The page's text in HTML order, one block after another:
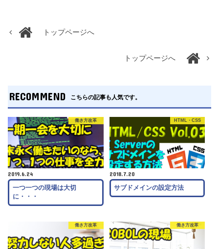
トップページへ
トップページへ
RECOMMEND こちらの記事も人気です。
働き方改革
2019.6.24
一つ一つの現場は大切
に・・・
HTML・CSS
2018.7.20
サブドメインの設定方法
働き方改革 働き方改革